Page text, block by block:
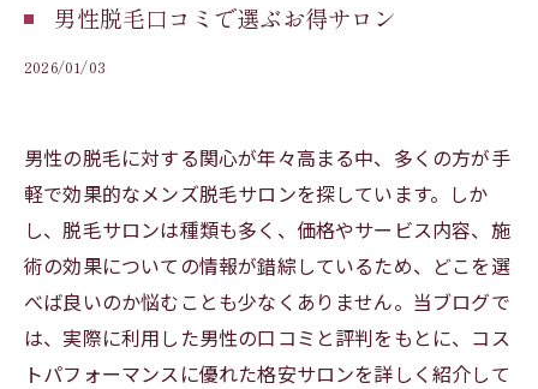
男性脱毛口コミで選ぶお得サロン
2026/01/03
男性の脱毛に対する関心が年々高まる中、多くの方が手
軽で効果的なメンズ脱毛サロンを探しています。しか
し、脱毛サロンは種類も多く、価格やサービス内容、施
術の効果についての情報が錯綜しているため、どこを選
べば良いのか悩むことも少なくありません。当ブログで
は、実際に利用した男性の口コミと評判をもとに、コス
トパフォーマンスに優れた格安サロンを詳しく紹介して